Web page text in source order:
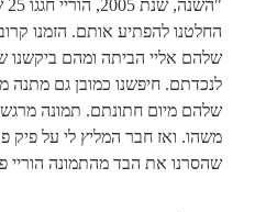
החלטנו להפתיע אותם. הזמנו
שלהם אליי הביתה ומהם ביקשנו
לנכדתם. חיפשנו כמובן גם מתנה
שלהם מיום חתונתם. תמונה
משהו. ואז חבר המליץ לי על פיק
שהסרנו את הבד מהתמונה הוריי